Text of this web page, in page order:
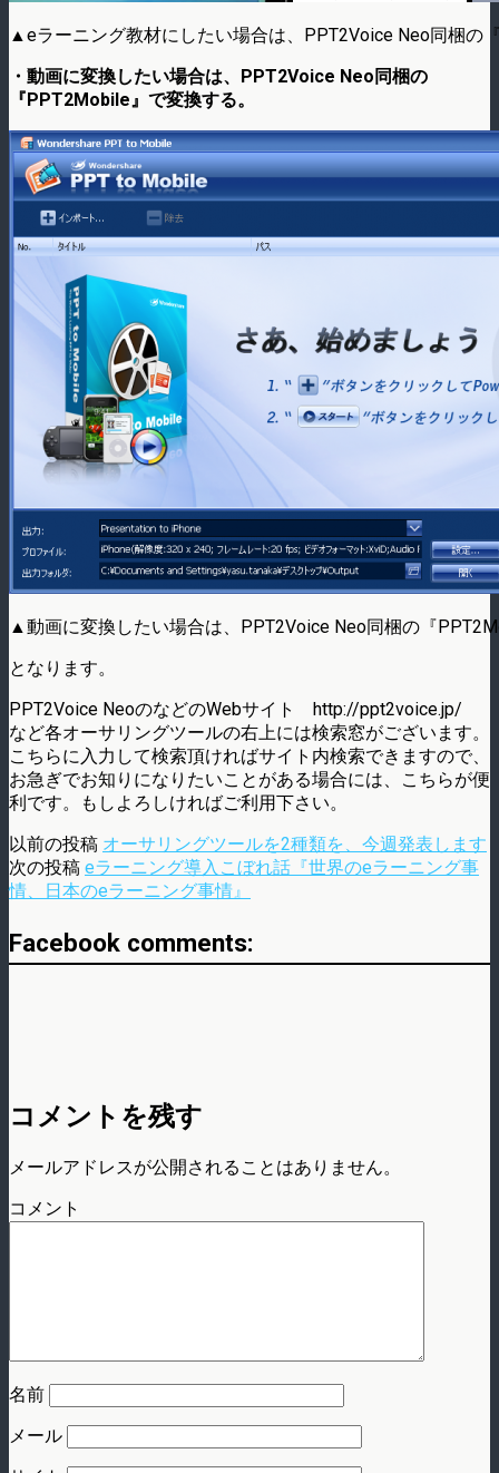
▲eラーニング教材にしたい場合は、PPT2Voice Neo同梱の
・動画に変換したい場合は、PPT2Voice Neo同梱の
『PPT2Mobile』で変換する。
▲動画に変換したい場合は、PPT2Voice Neo同梱の『
となります。
PPT2Voice NeoのなどのWebサイト http://ppt2voice.jp/
など各オーサリングツールの右上には検索窓がございます。
こちらに入力して検索頂ければサイト内検索できますので、
お急ぎでお知りになりたいことがある場合には、こちらが便
利です。もしよろしければご利用下さい。
以前の投稿 オーサリングツールを2種類を、今週発表します
次の投稿 eラーニング導入こぼれ話『世界のeラーニング事
情、日本のeラーニング事情』
Facebook comments:
コメントを残す
メールアドレスが公開されることはありません。
コメント
名前
メール